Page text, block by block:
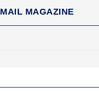
MAIL MAGAZINE